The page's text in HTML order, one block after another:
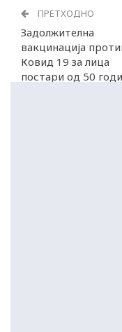
ПРЕТХОДНО
Задолжителна
вакцинација
Ковид 19 за лица
постари од 50